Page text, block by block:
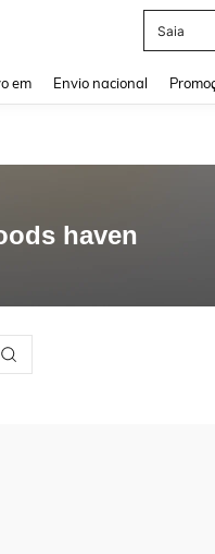
Saia
em Envio nacional
haven